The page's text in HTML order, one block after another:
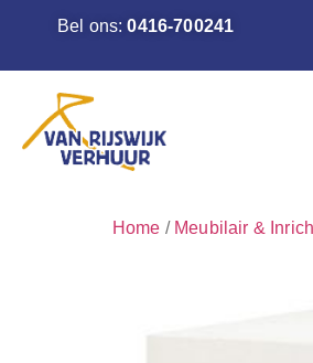
Bel ons:0416-700241
Home / Meubilair &